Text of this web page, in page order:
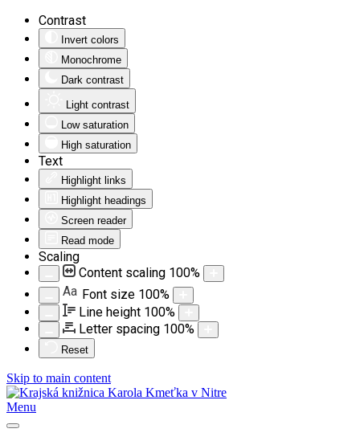
Contrast
Invert colors
Monochrome
Dark contrast
Light contrast
Low saturation
High saturation
Text
Highlight links
Highlight headings
Screen reader
Read mode
Scaling
Content scaling 100%
Aa Font size 100%
Line height 100%
Letter spacing 100%
Reset
Skip to main content
Menu